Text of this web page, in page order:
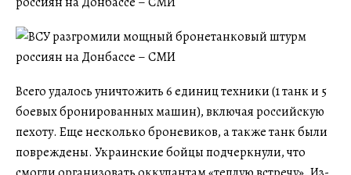
Всего удалось уничтожить 6 единиц техники (1 танк и 5
боевых бронированных машин), включая российскую
пехоту. Еще несколько броневиков, а также танк были
повреждены. Украинские бойцы подчеркнули, что